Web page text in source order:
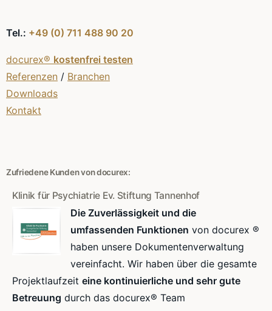
Tel.: +49 (0) 711 488 90 20
docurex® kostenfrei testen
Referenzen / Branchen
Downloads
Kontakt
Zufriedene Kunden von docurex:
Klinik für Psychiatrie Ev. Stiftung Tannenhof
Die Zuverlässigkeit und die
umfassenden Funktionen von docurex ®
haben unsere Dokumentenverwaltung
vereinfacht. Wir haben über die gesamte
Projektlaufzeit eine kontinuierliche und sehr gute
Betreuung durch das docurex® Team